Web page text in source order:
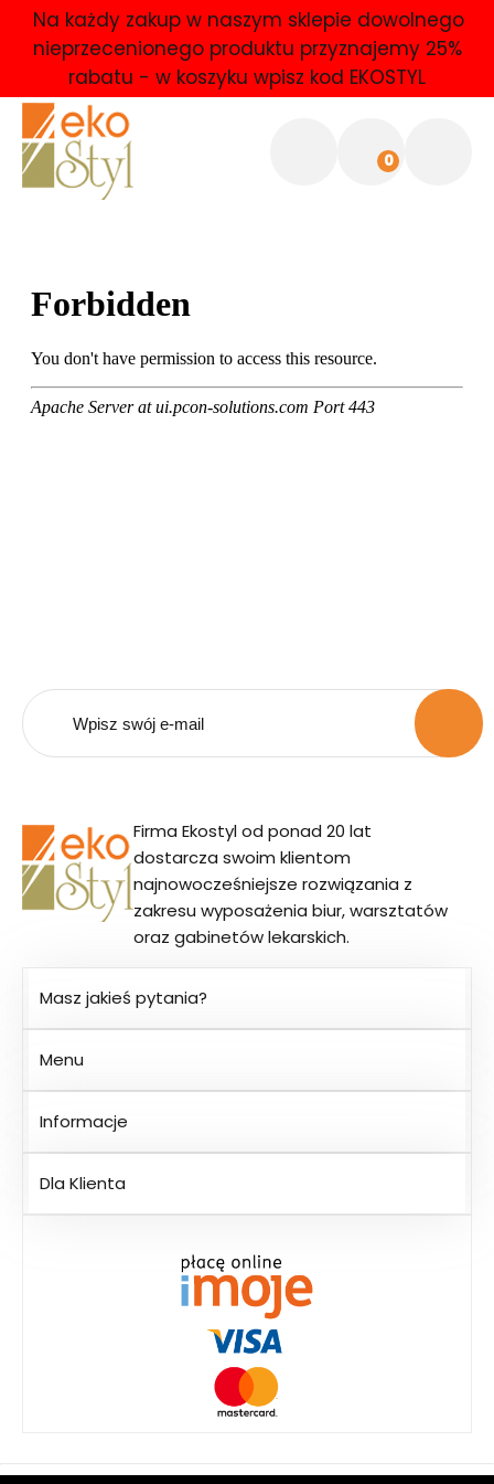
Na każdy zakup w naszym sklepie dowolnego
nieprzecenionego produktu przyznajemy 25%
rabatu - w koszyku wpisz kod EKOSTYL
0
Firma Ekostyl od ponad 20 lat
dostarcza swoim klientom
najnowocześniejsze rozwiązania z
zakresu wyposażenia biur, warsztatów
oraz gabinetów lekarskich.
Masz jakieś pytania?
Menu
Informacje
Dla Klienta